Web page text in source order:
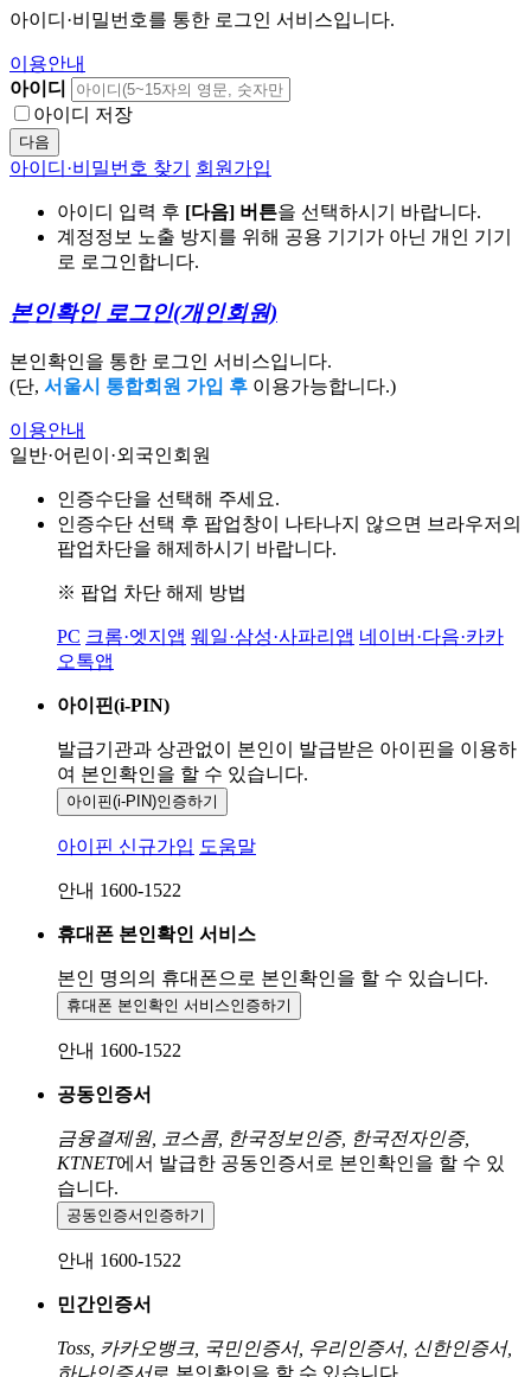
아이디·비밀번호를 통한 로그인 서비스입니다.
이용안내
아이디
아이디 저장
다음
아이디·비밀번호 찾기 회원가입
아이디 입력 후 [다음] 버튼을 선택하시기 바랍니다.
계정정보 노출 방지를 위해 공용 기기가 아닌 개인 기기
로 로그인합니다.
본인확인 로그인(개인회원)
본인확인을 통한 로그인 서비스입니다.
(단, 서울시 통합회원 가입 후 이용가능합니다.)
이용안내
일반·어린이·외국인회원
인증수단을 선택해 주세요.
인증수단 선택 후 팝업창이 나타나지 않으면 브라우저의
팝업차단을 해제하시기 바랍니다.
※ 팝업 차단 해제 방법
PC 크롬·엣지앱 웨일·삼성·사파리앱 네이버·다음·카카
오톡앱
아이핀(i-PIN)
발급기관과 상관없이 본인이 발급받은 아이핀을 이용하
여 본인확인을 할 수 있습니다.
아이핀(i-PIN)인증하기
아이핀 신규가입 도움말
안내 1600-1522
휴대폰 본인확인 서비스
본인 명의의 휴대폰으로 본인확인을 할 수 있습니다.
휴대폰 본인확인 서비스인증하기
안내 1600-1522
공동인증서
금융결제원, 코스콤, 한국정보인증, 한국전자인증,
KTNET에서 발급한 공동인증서로 본인확인을 할 수 있
습니다.
공동인증서 인증하기
안내 1600-1522
민간인증서
Toss, 카카오뱅크, 국민인증서, 우리인증서, 신한인증서,